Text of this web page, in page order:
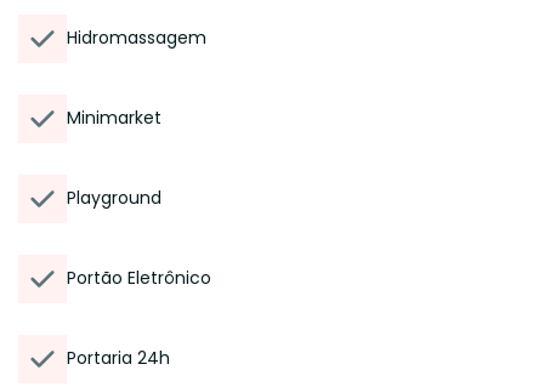
Hidromassagem
Minimarket
Playground
Portão Eletrônico
Portaria 24h